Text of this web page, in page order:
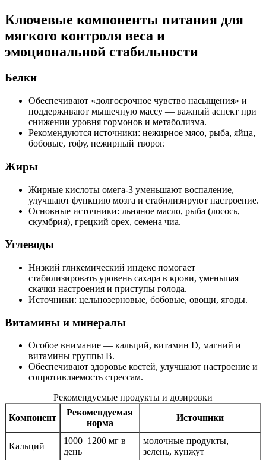
Ключевые компоненты питания для
мягкого контроля веса и
эмоциональной стабильности
Белки
Обеспечивают «долгосрочное чувство насыщения» и
поддерживают мышечную массу — важный аспект при
снижении уровня гормонов и метаболизма.
Рекомендуются источники: нежирное мясо, рыба, яйца,
бобовые, тофу, нежирный творог.
Жиры
Жирные кислоты омега-3 уменьшают воспаление,
улучшают функцию мозга и стабилизируют настроение.
Основные источники: льняное масло, рыба (лосось,
скумбрия), грецкий орех, семена чиа.
Углеводы
Низкий гликемический индекс помогает
стабилизировать уровень сахара в крови, уменьшая
скачки настроения и приступы голода.
Источники: цельнозерновые, бобовые, овощи, ягоды.
Витамины и минералы
Особое внимание — кальций, витамин D, магний и
витамины группы B.
Обеспечивают здоровье костей, улучшают настроение и
сопротивляемость стрессам.
Рекомендуемые продукты и дозировки
Компонент
Рекомендуемая
норма
Источники
Кальций
1000–1200 мг в
день
молочные продукты,
зелень, кунжут